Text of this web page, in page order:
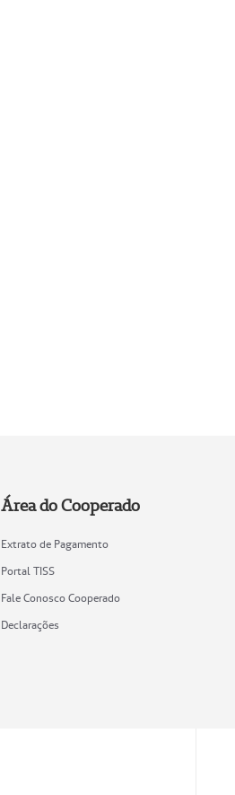
Área do Cooperado
Extrato de Pagamento
Portal TISS
Fale Conosco Cooperado
Declarações